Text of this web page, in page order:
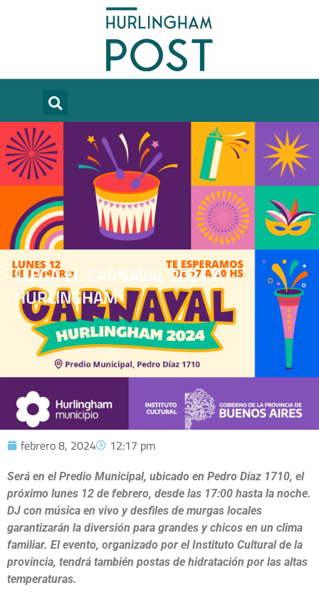
LLEGA EL CARNAVAL 2024 A
HURLINGHAM
febrero 8, 2024 12:17 pm
Será en el Predio Municipal, ubicado en Pedro Díaz 1710, el
próximo lunes 12 de febrero, desde las 17:00 hasta la noche.
DJ con música en vivo y desfiles de murgas locales
garantizarán la diversión para grandes y chicos en un clima
familiar. El evento, organizado por el Instituto Cultural de la
provincia, tendrá también postas de hidratación por las altas
temperaturas.